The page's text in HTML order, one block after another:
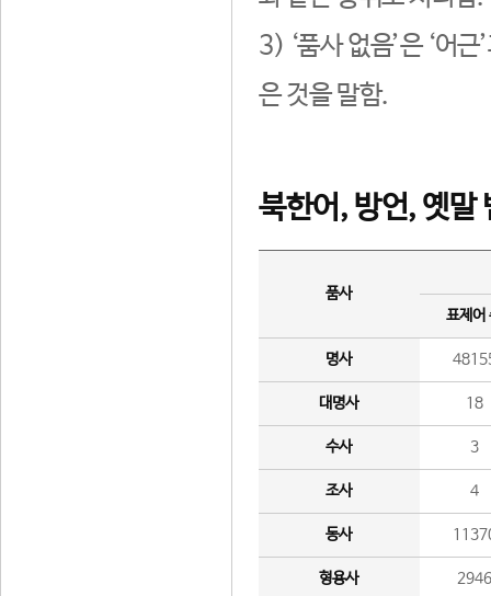
3) ‘품사 없음’은 ‘어
은 것을 말함.
북한어, 방언, 옛말
품사
표제어
명사
대명사 18
수사 3
조사 4
동사
형용사 2946